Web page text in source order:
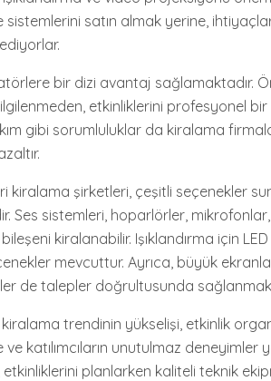
satın almak yerine,
bir dizi avantaj sağlamaktadır.
ilgilenmeden, etkinliklerini profesyonel
gibi sorumluluklar da kiralama
kiralama şirketleri, çeşitli seçenekler
Ses sistemleri, hoparlörler,
kiralanabilir. Işıklandırma için
mevcuttur. Ayrıca, büyük
de talepler doğrultusunda
trendinin yükselişi, etkinlik
katılımcıların unutulmaz deneyimler
planlarken kaliteli teknik